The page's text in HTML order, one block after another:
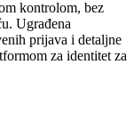
kontrolom, bez
Ugrađena
prijava i detaljne
za identitet za